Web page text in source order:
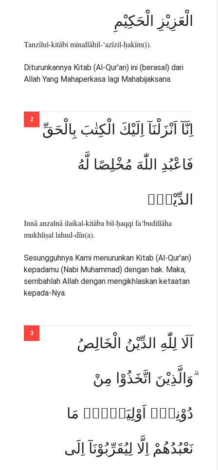
الْعَزِيْزِ الْحَكِيْمِ
Tanzīlul-kitābi minallāhil-‘azīzil-ḥakīm(i).
Diturunkannya Kitab (Al-Qur’an) ini (berasal) dari
Allah Yang Mahaperkasa lagi Mahabijaksana.
اِنَّآ اَنْزَلْنَآ اِلَيْكَ الْكِتٰبَ بِالْحَقِّ
فَاعْبُدِ اللّٰهَ مُخْلِصًا لَّهُ
الدِّيْنَۗ
Innā anzalnā ilaikal-kitāba bil-ḥaqqi fa‘budillāha
mukhliṣal lahud-dīn(a).
Sesungguhnya Kami menurunkan Kitab (Al-Qur’an)
kepadamu (Nabi Muhammad) dengan hak. Maka,
sembahlah Allah dengan mengikhlaskan ketaatan
kepada-Nya.
اَلَا لِلّٰهِ الدِّيْنُ الْخَالِصُ
ۗوَالَّذِيْنَ اتَّخَذُوْا مِنْ
دُوْنِهٖٓ اَوْلِيَاۤءَۘ مَا
نَعْبُدُهُمْ اِلَّا لِيُقَرِّبُوْنَآ اِلَى